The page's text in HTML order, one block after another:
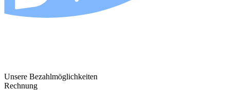
Unsere Bezahlmöglichkeiten
Rechnung